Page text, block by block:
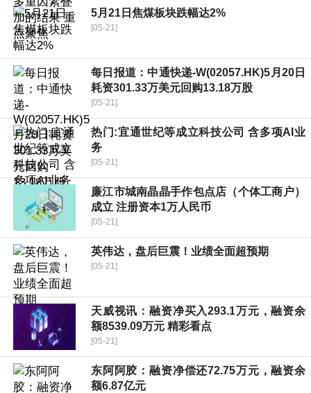
5月21日焦煤板块跌幅达2%
[05-21]
每日报道：中通快递-W(02057.HK)5月20日
耗资301.33万美元回购13.18万股
[05-21]
热门:宜通世纪等成立科技公司 含多项AI业
务
[05-21]
廉江市城南晶晶手作包点店（个体工商户）
成立 注册资本1万人民币
[05-21]
英伟达，盘后巨震！业绩全面超预期
[05-21]
天威视讯：融资净买入293.1万元，融资余
额8539.09万元 精彩看点
[05-21]
东阿阿胶：融资净偿还72.75万元，融资余
额6.87亿元